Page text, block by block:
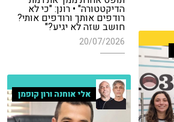
הדיקטטורה" • רונן: "כי לא
רודפים אותך ורודפים אותי?
חושב שזה לא יגיע?"
20/07/2026
אלי אוחנה ורון קופמן